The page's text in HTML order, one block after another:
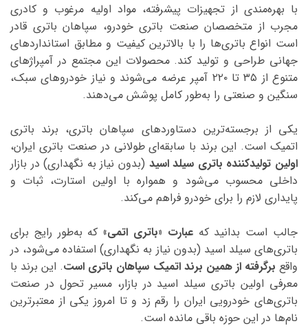
با بهره‌مندی از تجهیزات پیشرفته، مواد اولیه مرغوب و کادری
مجرب از متخصصان صنعت باتری خودرو، سپاهان باتری قادر
است انواع باتری‌ها را با بالاترین کیفیت و مطابق استانداردهای
جهانی طراحی و تولید کند. محصولات این مجتمع در آمپراژهای
متنوع از ۳۵ تا ۲۲۰ آمپر عرضه می‌شوند و نیاز خودروهای سبک،
سنگین و صنعتی را به‌طور کامل پوشش می‌دهند.
یکی از برجسته‌ترین دستاوردهای سپاهان باتری، برند باتری
اتمیک است. این برند با سابقه‌ای طولانی در صنعت باتری ایران،
اولین تولیدکننده باتری سیلد اسید (بدون نیاز به نگهداری) در بازار
داخلی محسوب می‌شود و همواره با اولین استارت، ثبات و
پایداری لازم را برای خودرو فراهم می‌کند.
جالب است بدانید کهعبارت «باتری اتمی»که به‌طور رایج برای
باتری‌های سیلد اسید (بدون نیاز به نگهداری) استفاده می‌شود، در
واقع برگرفته از همین برند اتمیک سپاهان باتری است. این برند با
معرفی اولین باتری سیلد اسید در بازار، مسیر تحول در صنعت
باتری‌های خودرویی ایران را رقم زد و تا امروز یکی از معتبرترین
نام‌ها در این حوزه باقی مانده است.